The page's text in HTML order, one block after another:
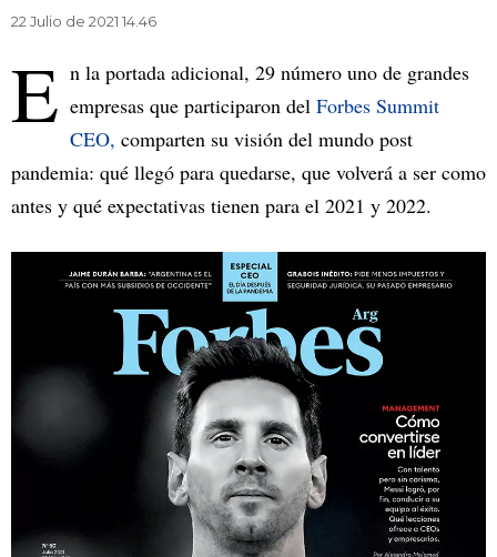
22 Julio de 2021 14.46
E n la portada adicional, 29 número uno de grandes
empresas que participaron del Forbes Summit
CEO, comparten su visión del mundo post
pandemia: qué llegó para quedarse, que volverá a ser como
antes y qué expectativas tienen para el 2021 y 2022.